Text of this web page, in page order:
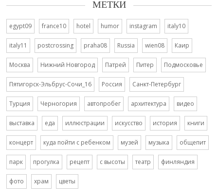
МЕТКИ
egypt09 france10 hotel humor instagram italy10
italy11 postcrossing praha08 Russia wien08 Каир
Москва Нижний Новгород Патрей Питер Подмосковье
Пятигорск-Эльбрус-Сочи_16 Россия Санкт-Петербург
Турция Черногория автопробег архитектура видео
выставка еда иллюстрации искусство история книги
концерт куда пойти с ребенком музей музыка общепит
парк прогулка рецепт с высоты театр финляндия
фото храм цветы